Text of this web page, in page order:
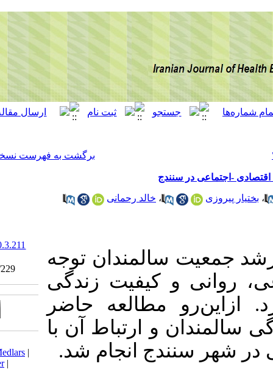
،خالد رحمانی
توجه
زندگی
حاضر
آن با
انجام شد.
Ethics code:
IR.MUK.REC.1397/229)
Download citation:
BibTeX
EndNote |Medlars
ProCite
Reference Manager
|